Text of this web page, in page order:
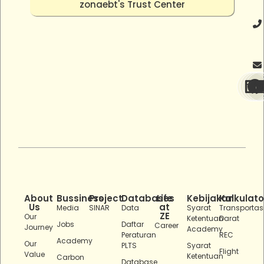
zonaebt's Trust Center
About
Us
Our
Journey
Our
Value
Bussiness
Media
Jobs
Academy
Carbon
Project
SINAR
Databases
Data
Daftar
Peraturan
PLTS
Database
Life
at
ZE
Career
Kebijakan
Syarat
Ketentuan
Academy
Syarat
Ketentuan
Darat
REC
Flight